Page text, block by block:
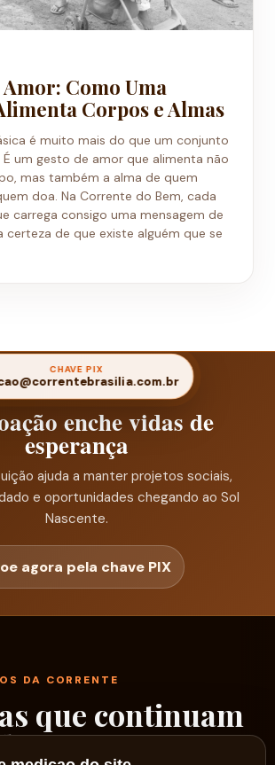
Amor: Como Uma
Corpos e Almas
é muito mais do que um conjunto
um gesto de amor que alimenta não
mas também a alma de quem
doa. Na Corrente do Bem, cada
carrega consigo uma mensagem de
certeza de que existe alguém que se
CHAVE PIX
enche vidas de
esperança
ajuda a manter projetos sociais,
e oportunidades chegando ao Sol
Nascente.
agora pela chave PIX
DA CORRENTE
que continuam
por aqui